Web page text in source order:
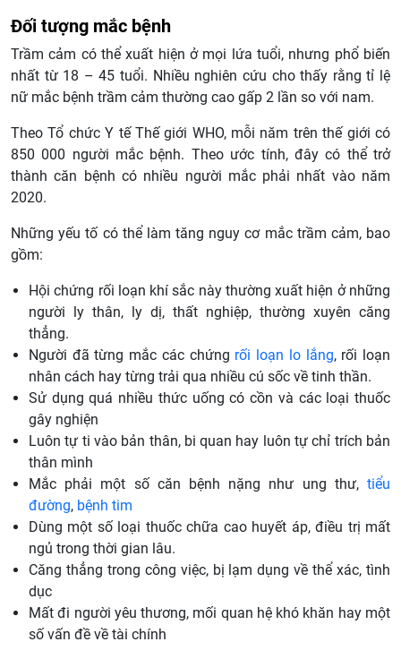
Đối tượng mắc bệnh
Trầm cảm có thể xuất hiện ở mọi lứa tuổi, nhưng phổ biến
nhất từ 18 – 45 tuổi. Nhiều nghiên cứu cho thấy rằng tỉ lệ
nữ mắc bệnh trầm cảm thường cao gấp 2 lần so với nam.
Theo Tổ chức Y tế Thế giới WHO, mỗi năm trên thế giới có
850 000 người mắc bệnh. Theo ước tính, đây có thể trở
thành căn bệnh có nhiều người mắc phải nhất vào năm
2020.
Những yếu tố có thể làm tăng nguy cơ mắc trầm cảm, bao
gồm:
Hội chứng rối loạn khí sắc này thường xuất hiện ở những
người ly thân, ly dị, thất nghiệp, thường xuyên căng
thẳng.
Người đã từng mắc các chứng rối loạn lo lắng, rối loạn
nhân cách hay từng trải qua nhiều cú sốc về tinh thần.
Sử dụng quá nhiều thức uống có cồn và các loại thuốc
gây nghiện
Luôn tự ti vào bản thân, bi quan hay luôn tự chỉ trích bản
thân mình
Mắc phải một số căn bệnh nặng như ung thư, tiểu
đường, bệnh tim
Dùng một số loại thuốc chữa cao huyết áp, điều trị mất
ngủ trong thời gian lâu.
Căng thẳng trong công việc, bị lạm dụng về thể xác, tình
dục
Mất đi người yêu thương, mối quan hệ khó khăn hay một
số vấn đề về tài chính